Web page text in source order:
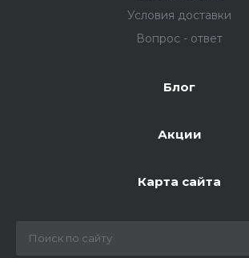
Условия доставки
Вопрос - ответ
Блог
Акции
Карта сайта